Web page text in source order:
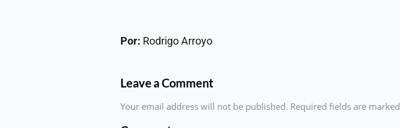
Por: Rodrigo Arroyo
Leave a Comment
Your email address will not be published. Required fields are marked